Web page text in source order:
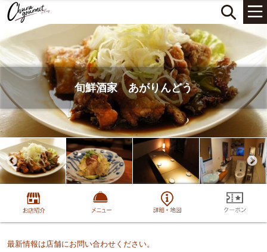
旬鮮酒家 あがりんどう
最新情報は店舗にお問い合わせください。